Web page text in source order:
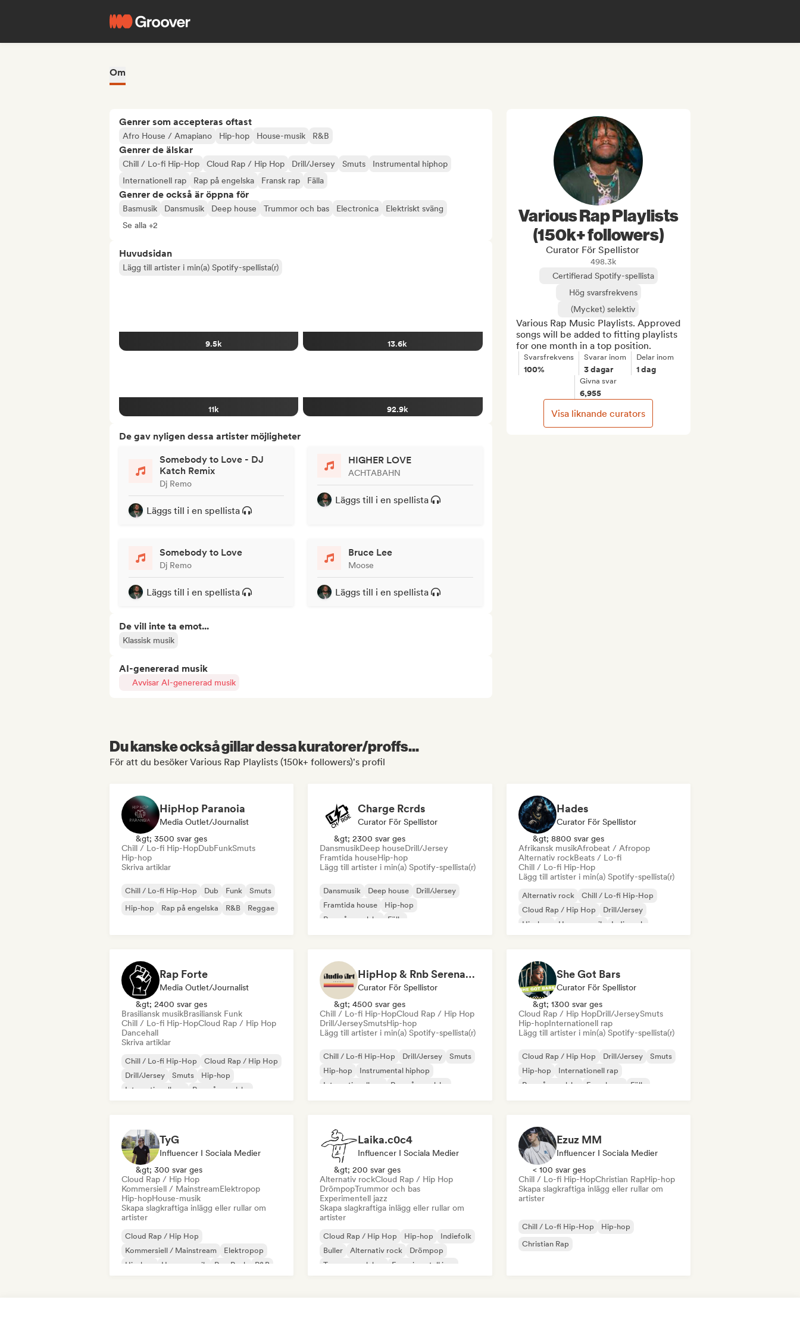
Om
Genrer som accepteras oftast
Afro House / Amapiano Hip-hop House-musik R&B
Genrer de älskar
Chill / Lo-fi Hip-Hop Cloud Rap / Hip Hop Drill/Jersey Smuts
Instrumental hiphop
Internationell rap
Rap på engelska Fransk rap Fälla
Genrer de också är öppna för
Basmusik Dansmusik Deep house Trummor och bas Electronica
Elektriskt sväng
Se alla +2
Huvudsidan
Lägg till artister i min(a) Spotify-spellista(r)
9.5k 13.6k
11k 92.9k
De gav nyligen dessa artister möjligheter
Somebody to Love - DJ
Katch Remix
Dj Remo
Läggs till i en spellista
HIGHER LOVE
ACHTABAHN
Läggs till i en spellista
Somebody to Love
Dj Remo
Läggs till i en spellista
Bruce Lee
Moose
Läggs till i en spellista
De vill inte ta emot...
Klassisk musik
AI-genererad musik
Avvisar AI-genererad musik
Various Rap Playlists
(150k+ followers)
Curator För Spellistor
498.3k
Certifierad Spotify-spellista
Hög svarsfrekvens
(Mycket) selektiv
Various Rap Music Playlists. Approved
songs will be added to fitting playlists
for one month in a top position.
Svarsfrekvens
100%
Svarar inom
3 dagar
Delar inom
1 dag
Givna svar
6,955
Visa liknande curators
Du kanske också gillar dessa kuratorer/proffs...
För att du besöker Various Rap Playlists (150k+ followers)'s profil
HipHop Paranoia
Media Outlet/Journalist
&gt; 3500 svar ges
Chill / Lo-fi Hip-HopDubFunkSmuts
Hip-hop
Skriva artiklar
Chill / Lo-fi Hip-Hop Dub Funk
Smuts
Hip-hop
Rap på engelska R&B Reggae
Charge Rcrds
Curator För Spellistor
&gt; 2300 svar ges
DansmusikDeep houseDrill/Jersey
Framtida houseHip-hop
Lägg till artister i min(a) Spotify-spellista(r)
Dansmusik Deep house
Drill/Jersey
Framtida house
Hip-hop
Rap på engelska
Fälla
Hades
Curator För Spellistor
&gt; 8800 svar ges
Afrikansk musikAfrobeat / Afropop
Alternativ rockBeats / Lo-fi
Chill / Lo-fi Hip-Hop
Lägg till artister i min(a) Spotify-spellista(r)
Alternativ rock
Chill / Lo-fi Hip-Hop
Cloud Rap / Hip Hop
Drill/Jersey
Hip-hop
House-musik
Indierock
Rap Forte
Media Outlet/Journalist
&gt; 2400 svar ges
Brasiliansk musikBrasiliansk Funk
Chill / Lo-fi Hip-HopCloud Rap / Hip Hop
Dancehall
Skriva artiklar
Chill / Lo-fi Hip-Hop
Cloud Rap / Hip Hop
Drill/Jersey
Smuts
Hip-hop
Internationell rap
Rap på engelska
HipHop & Rnb Serenade (by Audio Art Central)
Curator För Spellistor
&gt; 4500 svar ges
Chill / Lo-fi Hip-HopCloud Rap / Hip Hop
Drill/JerseySmutsHip-hop
Lägg till artister i min(a) Spotify-spellista(r)
Chill / Lo-fi Hip-Hop Drill/Jersey
Smuts
Hip-hop
Instrumental hiphop
Internationell rap
Rap på engelska
She Got Bars
Curator För Spellistor
&gt; 1300 svar ges
Cloud Rap / Hip HopDrill/JerseySmuts
Hip-hopInternationell rap
Lägg till artister i min(a) Spotify-spellista(r)
Cloud Rap / Hip Hop Drill/Jersey
Smuts
Hip-hop
Internationell rap
Rap på engelska
Fransk rap Fälla
TyG
Influencer I Sociala Medier
&gt; 300 svar ges
Cloud Rap / Hip Hop
Kommersiell / MainstreamElektropop
Hip-hopHouse-musik
Skapa slagkraftiga inlägg eller rullar om
artister
Cloud Rap / Hip Hop
Kommersiell / Mainstream
Elektropop
Hip-hop
House-musik Pop Punk
R&B
Laika.c0c4
Influencer I Sociala Medier
&gt; 200 svar ges
Alternativ rockCloud Rap / Hip Hop
DrömpopTrummor och bas
Experimentell jazz
Skapa slagkraftiga inlägg eller rullar om
artister
Cloud Rap / Hip Hop Hip-hop
Indiefolk
Buller
Alternativ rock
Drömpop
Trummor och bas
Experimentell jazz
Ezuz MM
Influencer I Sociala Medier
< 100 svar ges
Chill / Lo-fi Hip-HopChristian RapHip-hop
Skapa slagkraftiga inlägg eller rullar om
artister
Chill / Lo-fi Hip-Hop
Hip-hop
Christian Rap